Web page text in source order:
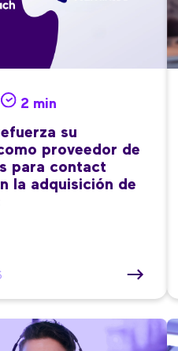
2 min
su
proveedor de
para contact
la adquisición de